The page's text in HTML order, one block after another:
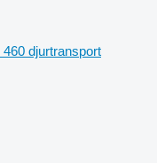
djurtransport